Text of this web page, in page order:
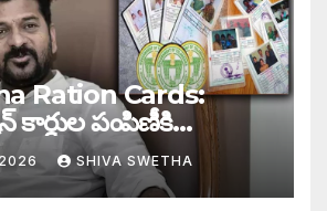
Ration Cards:
కార్డుల పంపిణీకి
SHIVA SWETHA